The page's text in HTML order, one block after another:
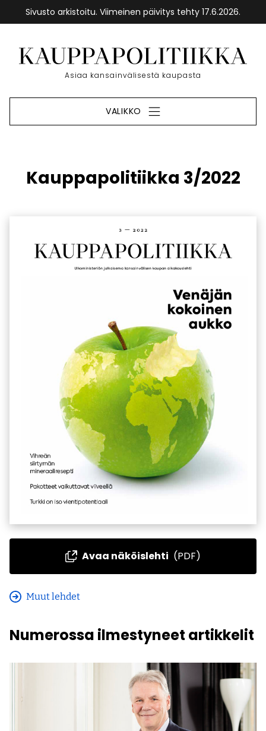
Sivusto arkistoitu. Viimeinen päivitys tehty 17.6.2026.
sisältöön
Etusivu
Asiaa kansainvälisestä kaupasta
VALIKKO
Kauppapolitiikka 3/2022
Avaa näköislehti (PDF)
Muut lehdet
Numerossa ilmestyneet artikkelit